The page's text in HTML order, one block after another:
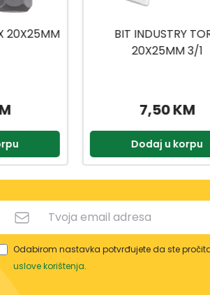
20X25MM
BIT INDUSTRY
20X25MM 3/1
7,50 KM
Dodaj u korpu
Odabirom nastavka potvrđujete da ste
uslove korištenja.